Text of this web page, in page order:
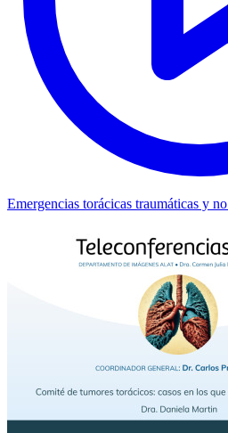
Emergencias torácicas traumáticas y